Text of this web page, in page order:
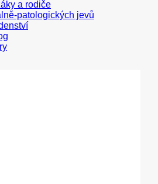
a rodiče
patologických jevů